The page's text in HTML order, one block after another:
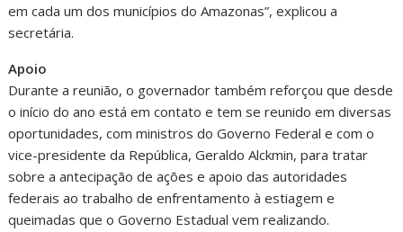
em cada um dos municípios do Amazonas”, explicou a
secretária.
Apoio
Durante a reunião, o governador também reforçou que desde
o início do ano está em contato e tem se reunido em diversas
oportunidades, com ministros do Governo Federal e com o
vice-presidente da República, Geraldo Alckmin, para tratar
sobre a antecipação de ações e apoio das autoridades
federais ao trabalho de enfrentamento à estiagem e
queimadas que o Governo Estadual vem realizando.